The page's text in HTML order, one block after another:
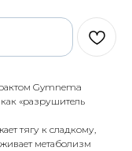
Gymnema
«разрушитель
тягу к сладкому,
метаболизм